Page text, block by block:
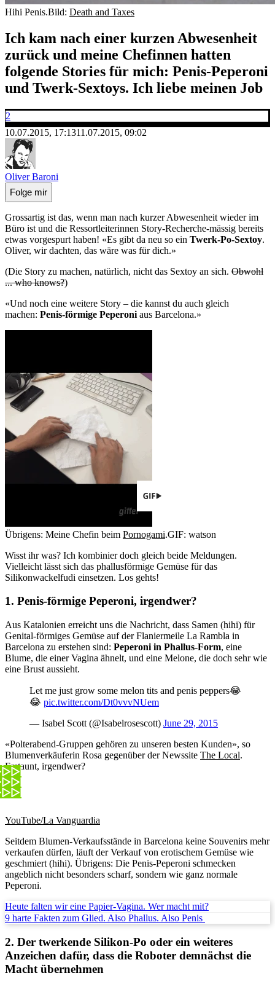
Hihi Penis.Bild: Death and Taxes
Ich kam nach einer kurzen Abwesenheit
zurück und meine Chefinnen hatten
folgende Stories für mich: Penis-Peperoni
und Twerk-Sextoys. Ich liebe meinen Job
2
10.07.2015, 17:1311.07.2015, 09:02
Oliver Baroni
Folge mir
Grossartig ist das, wenn man nach kurzer Abwesenheit wieder im
Büro ist und die Ressortleiterinnen Story-Recherche-mässig bereits
etwas vorgespurt haben! «Es gibt da neu so ein Twerk-Po-Sextoy.
Oliver, wir dachten, das wäre was für dich.»
(Die Story zu machen, natürlich, nicht das Sextoy an sich. Obwohl
... who knows?)
«Und noch eine weitere Story – die kannst du auch gleich
machen: Penis-förmige Peperoni aus Barcelona.»
Übrigens: Meine Chefin beim Pornogami.GIF: watson
Wisst ihr was? Ich kombinier doch gleich beide Meldungen.
Vielleicht lässt sich das phallusförmige Gemüse für das
Silikonwackelfudi einsetzen. Los gehts!
1. Penis-förmige Peperoni, irgendwer?
Aus Katalonien erreicht uns die Nachricht, dass Samen (hihi) für
Genital-förmiges Gemüse auf der Flaniermeile La Rambla in
Barcelona zu erstehen sind: Peperoni in Phallus-Form, eine
Blume, die einer Vagina ähnelt, und eine Melone, die doch sehr wie
eine Brust aussieht.
Let me just grow some melon tits and penis peppers😂
😂 pic.twitter.com/Dt0vvvNUem
— Isabel Scott (@Isabelrosescott) June 29, 2015
«Polterabend-Gruppen gehören zu unseren besten Kunden», so
Blumenverkäuferin Rosa gegenüber der Newssite The Local.
Erstaunt, irgendwer?
YouTube/La Vanguardia
Seitdem Blumen-Verkaufsstände in Barcelona keine Souvenirs mehr
verkaufen dürfen, läuft der Verkauf von erotischem Gemüse wie
geschmiert (hihi). Übrigens: Die Penis-Peperoni schmecken
angeblich nicht besonders scharf, sondern wie ganz normale
Peperoni.
Heute falten wir eine Papier-Vagina. Wer macht mit?
9 harte Fakten zum Glied. Also Phallus. Also Penis
2. Der twerkende Silikon-Po oder ein weiteres
Anzeichen dafür, dass die Roboter demnächst die
Macht übernehmen